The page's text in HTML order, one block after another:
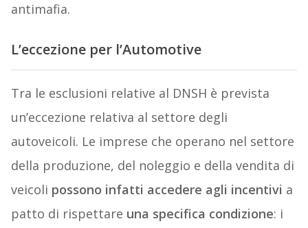
antimafia.
L’eccezione per l’Automotive
Tra le esclusioni relative al DNSH è prevista
un’eccezione relativa al settore degli
autoveicoli. Le imprese che operano nel settore
della produzione, del noleggio e della vendita di
veicoli possono infatti accedere agli incentivi a
patto di rispettare una specifica condizione: i